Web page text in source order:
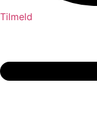
Tilmeld